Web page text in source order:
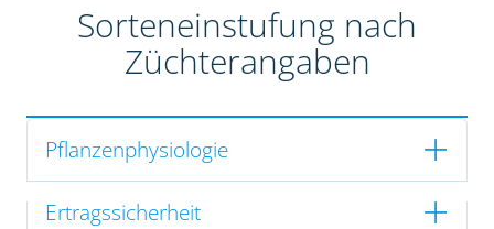
Sorteneinstufung nach
Züchterangaben
Pflanzenphysiologie
Ertragssicherheit